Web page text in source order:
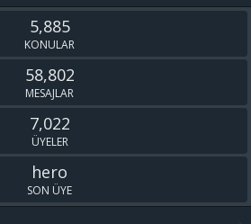
S
5,885
KONULAR
58,802
MESAJLAR
7,022
ÜYELER
hero
SON ÜYE